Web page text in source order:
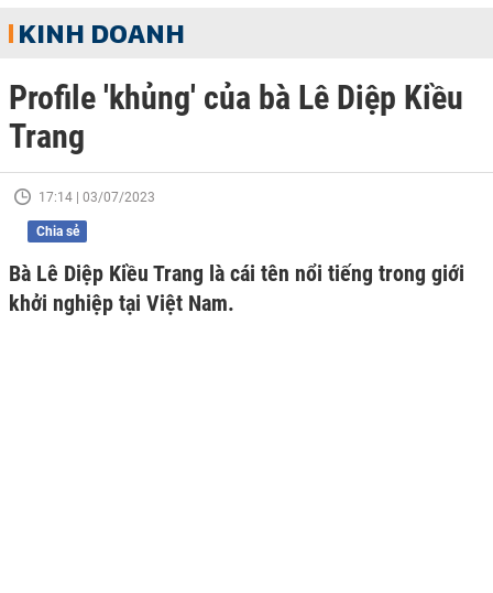
KINH DOANH
Profile 'khủng' của bà Lê Diệp Kiều
Trang
17:14 | 03/07/2023
Chia sẻ
Bà Lê Diệp Kiều Trang là cái tên nổi tiếng trong giới
khởi nghiệp tại Việt Nam.